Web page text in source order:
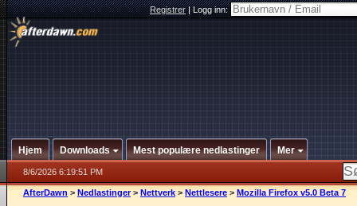
Registrer|Logg inn:
Hjem Downloads Mest populære nedlastinger Mer
8/6/2026 6:19:51 PM
AfterDawn > Nedlastinger > Nettverk > Nettlesere > Mozilla Firefox v5.0 Beta 7